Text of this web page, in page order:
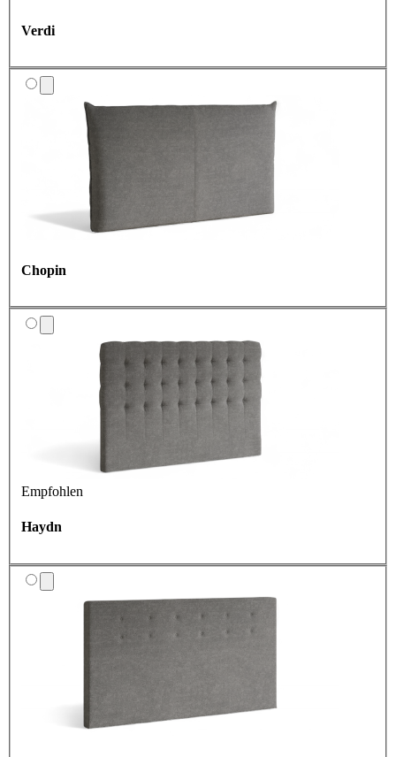
Verdi
Chopin
Empfohlen
Haydn